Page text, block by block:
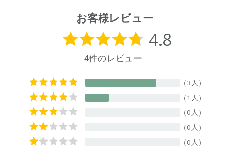
界面活性剤(エステル型ジアルキルアンモニウム塩)、安定化剤
【原産国】
【メーカー品番】
店舗でお問い合わせの際には、下記品番をお伝え下さい。
4573623432528
お客様レビュー